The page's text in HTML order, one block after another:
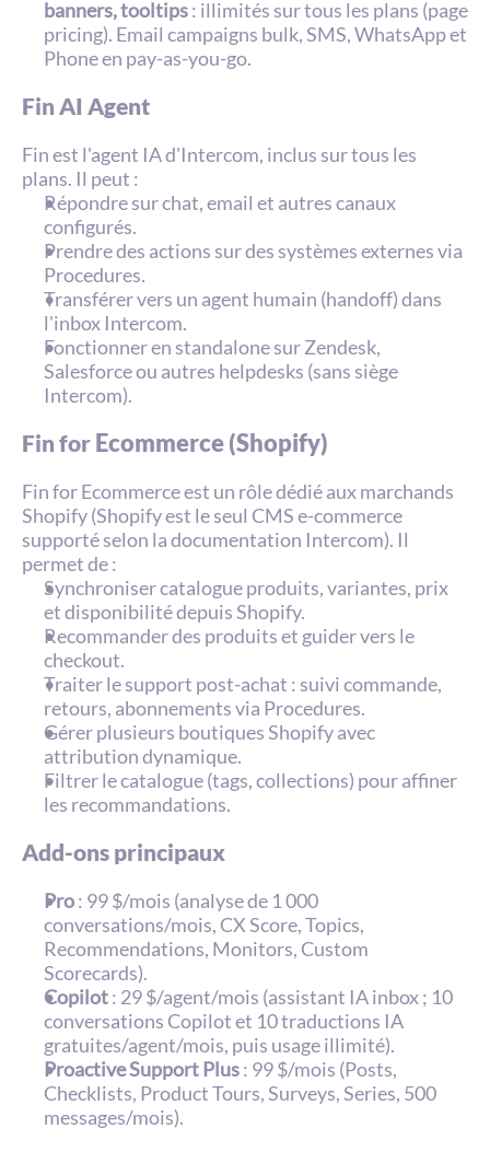
banners, tooltips : illimités sur tous les plans (page
pricing). Email campaigns bulk, SMS, WhatsApp et
Phone en pay-as-you-go.
Fin AI Agent
Fin est l'agent IA d'Intercom, inclus sur tous les
plans. Il peut :
Répondre sur chat, email et autres canaux
configurés.
Prendre des actions sur des systèmes externes via
Procedures.
Transférer vers un agent humain (handoff) dans
l'inbox Intercom.
Fonctionner en standalone sur Zendesk,
Salesforce ou autres helpdesks (sans siège
Intercom).
Fin for Ecommerce (Shopify)
Fin for Ecommerce est un rôle dédié aux marchands
Shopify (Shopify est le seul CMS e-commerce
supporté selon la documentation Intercom). Il
permet de :
Synchroniser catalogue produits, variantes, prix
et disponibilité depuis Shopify.
Recommander des produits et guider vers le
checkout.
Traiter le support post-achat : suivi commande,
retours, abonnements via Procedures.
Gérer plusieurs boutiques Shopify avec
attribution dynamique.
Filtrer le catalogue (tags, collections) pour affiner
les recommandations.
Add-ons principaux
Pro : 99 $/mois (analyse de 1 000
conversations/mois, CX Score, Topics,
Recommendations, Monitors, Custom
Scorecards).
Copilot : 29 $/agent/mois (assistant IA inbox ; 10
conversations Copilot et 10 traductions IA
gratuites/agent/mois, puis usage illimité).
Proactive Support Plus : 99 $/mois (Posts,
Checklists, Product Tours, Surveys, Series, 500
messages/mois).